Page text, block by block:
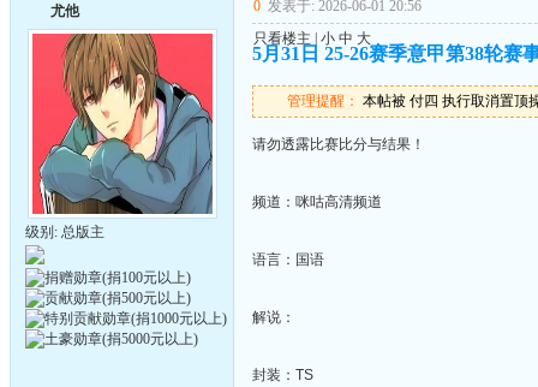
尤他
级别: 总版主
0 发表于: 2026-06-01 20:56
只看楼主
小 中 大
5月31日 25-26赛季意甲第38轮赛
管理提醒： 本帖被 付四 执行取消置顶
请勿透露比赛比分与结果！
频道：咪咕高清频道
语言：国语
解说：
封装：TS